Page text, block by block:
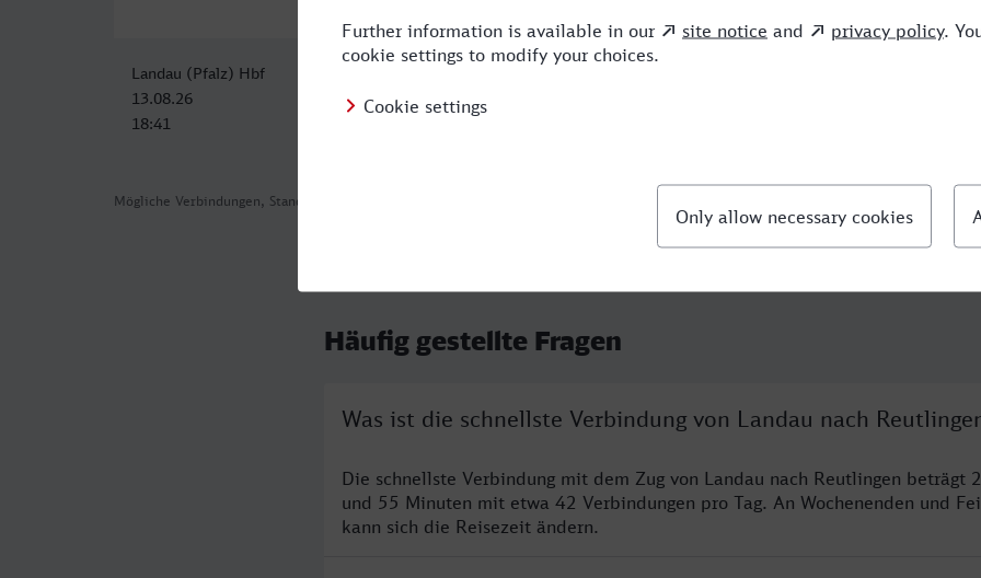
Mögliche Verbindungen, Stand: 2026-07-30 03:31
Landau (Pfalz) Hbf
13.08.26
18:41
13.08.26
Häufig gestellte Fragen
Was ist die schnellste Verbindung von Landau nach
Die schnellste Verbindung mit dem Zug von Landau nach Reutlingen beträgt
und 55 Minuten mit etwa 42 Verbindungen pro Tag. An Wochenenden und
kann sich die Reisezeit ändern.